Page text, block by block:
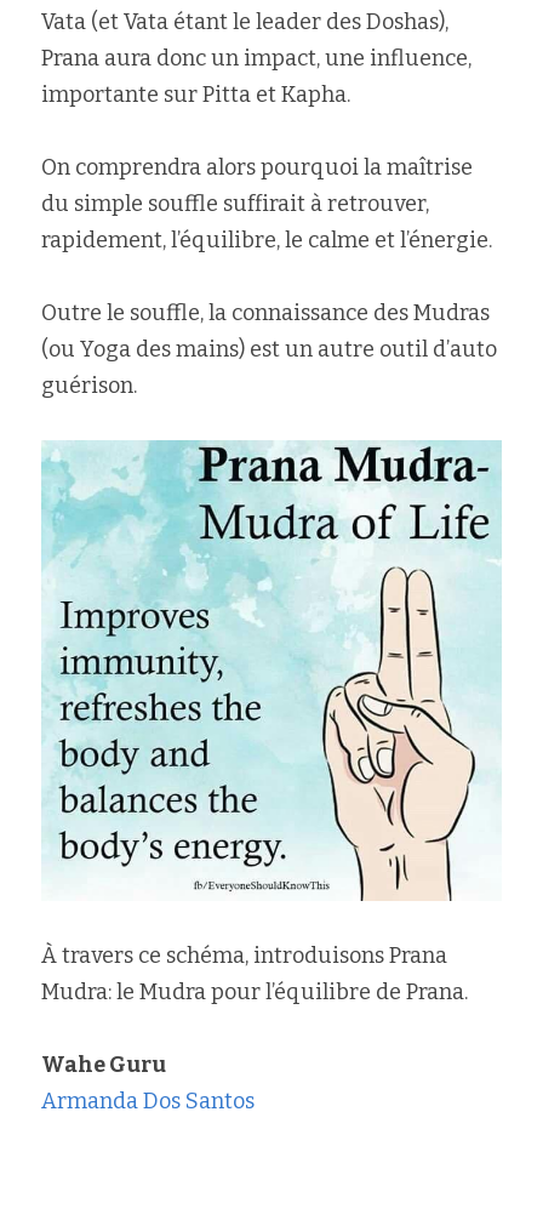
Vata (et Vata étant le leader des Doshas),
Prana aura donc un impact, une influence,
importante sur Pitta et Kapha.
On comprendra alors pourquoi la maîtrise
du simple souffle suffirait à retrouver,
rapidement, l’équilibre, le calme et l’énergie.
Outre le souffle, la connaissance des Mudras
(ou Yoga des mains) est un autre outil d’auto
guérison.
À travers ce schéma, introduisons Prana
Mudra: le Mudra pour l’équilibre de Prana.
Wahe Guru
Armanda Dos Santos